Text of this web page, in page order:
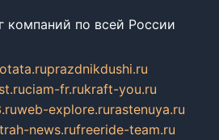
компаний по всей России
prazdnikdushi.ru
ciam-fr.rukraft-you.ru
web-explore.rurastenuya.ru
news.rufreeride-team.ru